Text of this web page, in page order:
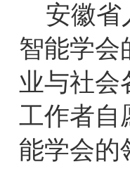
安徽省
智能学会
业与社会
工作者自
能学会的